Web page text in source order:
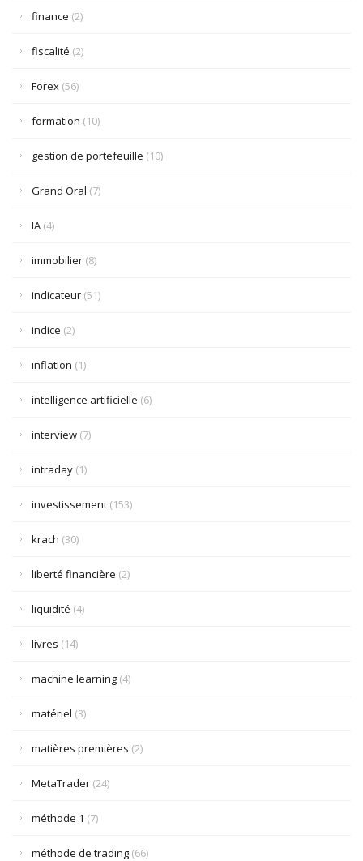
finance (2)
fiscalité (2)
Forex (56)
formation (10)
gestion de portefeuille (10)
Grand Oral (7)
IA (4)
immobilier (8)
indicateur (51)
indice (2)
inflation (1)
intelligence artificielle (6)
interview (7)
intraday (1)
investissement (153)
krach (30)
liberté financière (2)
liquidité (4)
livres (14)
machine learning (4)
matériel (3)
matières premières (2)
MetaTrader (24)
méthode 1 (7)
méthode de trading (66)